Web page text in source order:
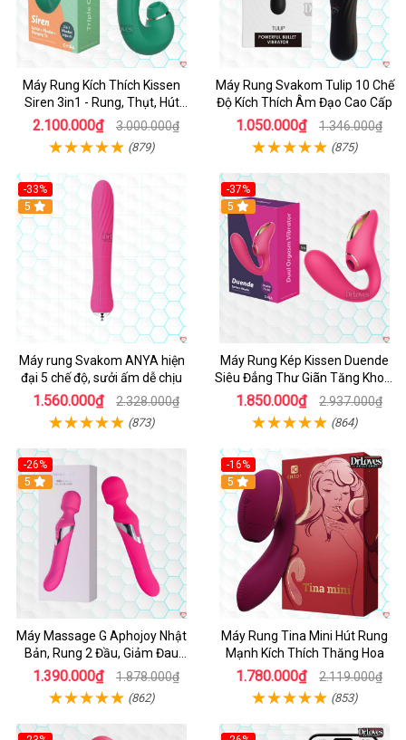
Máy Rung Kích Thích Kissen
Siren 3in1 - Rung, Thụt, Hút
Mạnh
2.100.000₫ 3.000.000₫
(879)
Máy Rung Svakom Tulip 10 Chế
Độ Kích Thích Âm Đạo Cao Cấp
1.050.000₫ 1.346.000₫
(875)
-33%
Hot
5
Máy rung Svakom ANYA hiện
đại 5 chế độ, sưởi ấm dễ chịu
1.560.000₫ 2.328.000₫
(873)
-37%
Hot
5
Máy Rung Kép Kissen Duende
Siêu Đẳng Thư Giãn Tăng Khoái
Cảm
1.850.000₫ 2.937.000₫
(864)
-26%
Hot
5
Máy Massage G Aphojoy Nhật
Bản, Rung 2 Đầu, Giảm Đau
Nhanh
1.390.000₫ 1.878.000₫
(862)
-16%
Hot
5
Máy Rung Tina Mini Hút Rung
Mạnh Kích Thích Thăng Hoa
1.780.000₫ 2.119.000₫
(853)